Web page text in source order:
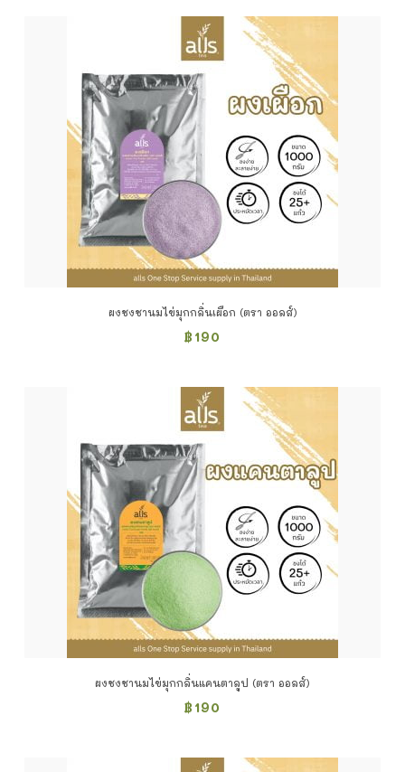
ผงชงชานมไข่มุกกลิ่นเผือก (ตรา ออลส์)
฿ 190
ผงชงชานมไข่มุกกลิ่นแคนตาลูป (ตรา ออลส์)
฿ 190